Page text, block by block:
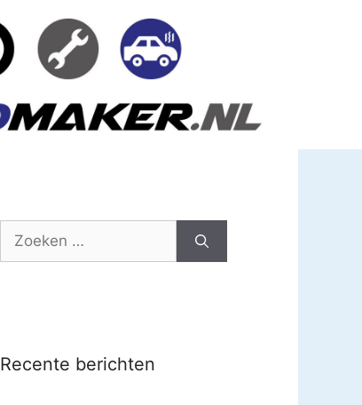
Zoek
Recente berichten